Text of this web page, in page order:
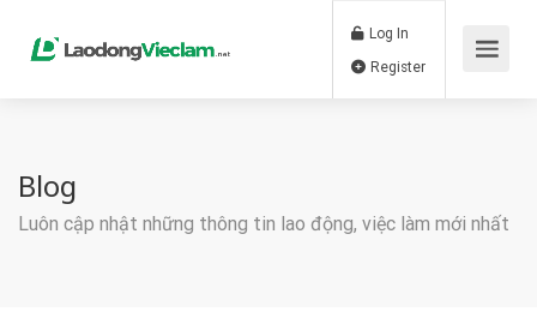
Log In
Blog
Luôn cập nhật những thông tin lao động, việc làm mới nhất